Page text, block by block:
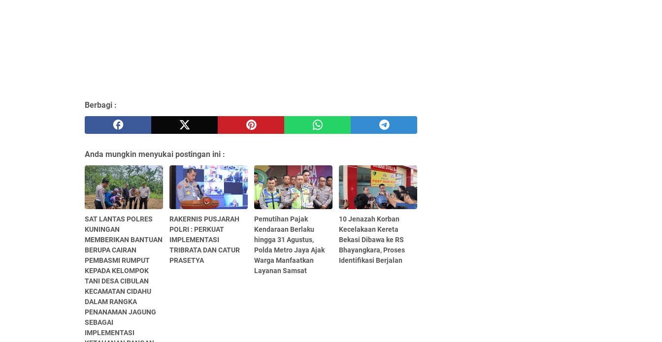
Berbagi :
Anda mungkin menyukai postingan ini :
SAT LANTAS POLRES
KUNINGAN
MEMBERIKAN BANTUAN
BERUPA CAIRAN
PEMBASMI RUMPUT
KEPADA KELOMPOK
TANI DESA CIBULAN
KECAMATAN CIDAHU
DALAM RANGKA
PENANAMAN JAGUNG
SEBAGAI
IMPLEMENTASI
RAKERNIS PUSJARAH
POLRI : PERKUAT
IMPLEMENTASI
TRIBRATA DAN CATUR
PRASETYA
Pemutihan Pajak
Kendaraan Berlaku
hingga 31 Agustus,
Polda Metro Jaya Ajak
Warga Manfaatkan
Layanan Samsat
10 Jenazah Korban
Kecelakaan Kereta
Bekasi Dibawa ke RS
Bhayangkara, Proses
Identifikasi Berjalan